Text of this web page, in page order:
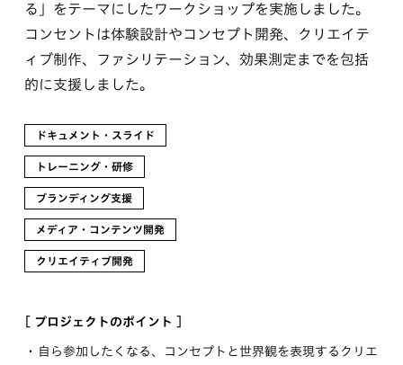
る」をテーマにしたワークショップを実施しました。
コンセントは体験設計やコンセプト開発、クリエイテ
ィブ制作、ファシリテーション、効果測定までを包括
的に支援しました。
ドキュメント・スライド
トレーニング・研修
ブランディング支援
メディア・コンテンツ開発
クリエイティブ開発
[ プロジェクトのポイント ]
自ら参加したくなる、コンセプトと世界観を表現するクリエ